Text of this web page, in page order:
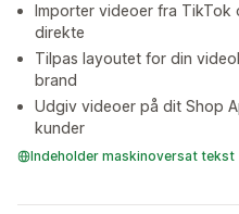
Importer videoer fra TikTok
direkte
Tilpas layoutet for din
brand
Udgiv videoer på dit Shop
kunder
Indeholder maskinoversat tekst